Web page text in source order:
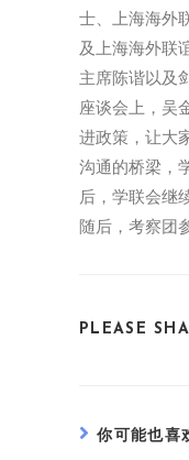
士、上海海外
及上海海外联
主席陈谐以及
座谈会上，吴
进政策，让大
沟通的桥梁，
后，学联会继
随后，考察团
PLEASE
你可能也喜